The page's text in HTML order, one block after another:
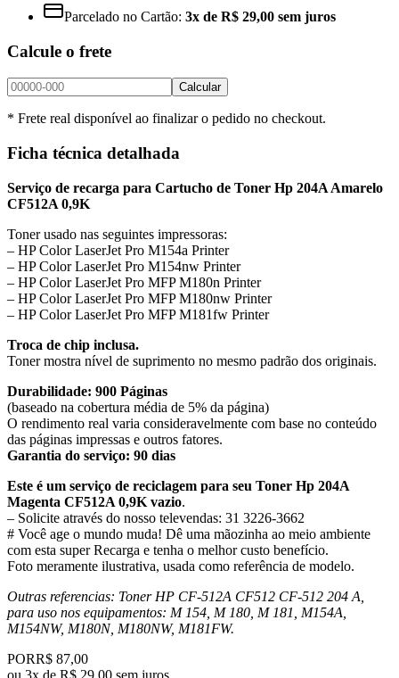
Parcelado no Cartão: 3x de R$ 29,00 sem juros
Calcule o frete
Calcular
* Frete real disponível ao finalizar o pedido no checkout.
Ficha técnica detalhada
Serviço de recarga para Cartucho de Toner Hp 204A Amarelo
CF512A 0,9K
Toner usado nas seguintes impressoras:
– HP Color LaserJet Pro M154a Printer
– HP Color LaserJet Pro M154nw Printer
– HP Color LaserJet Pro MFP M180n Printer
– HP Color LaserJet Pro MFP M180nw Printer
– HP Color LaserJet Pro MFP M181fw Printer
Troca de chip inclusa.
Toner mostra nível de suprimento no mesmo padrão dos originais.
Durabilidade: 900 Páginas
(baseado na cobertura média de 5% da página)
O rendimento real varia consideravelmente com base no conteúdo
das páginas impressas e outros fatores.
Garantia do serviço: 90 dias
Este é um serviço de reciclagem para seu Toner Hp 204A
Magenta CF512A 0,9K vazio.
– Solicite através do nosso televendas: 31 3226-3662
# Você age o mundo muda! Dê uma mãozinha ao meio ambiente
com esta super Recarga e tenha o melhor custo benefício.
Foto meramente ilustrativa, usada como referência de modelo.
Outras referencias: Toner HP CF-512A CF512 CF-512 204 A,
para uso nos equipamentos: M 154, M 180, M 181, M154A,
M154NW, M180N, M180NW, M181FW.
PORR$ 87,00
ou 3x de R$ 29,00 sem juros